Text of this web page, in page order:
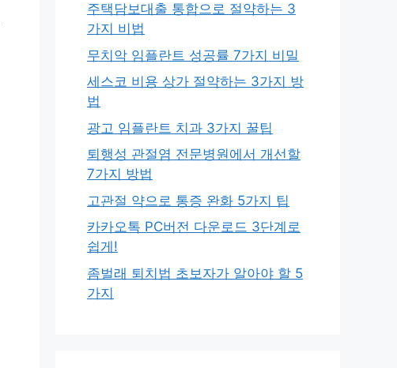
주택담보대출 통합으로 절약하는 3
가지 비법
무치악 임플란트 성공률 7가지 비밀
세스코 비용 상가 절약하는 3가지 방
법
광고 임플란트 치과 3가지 꿀팁
퇴행성 관절염 전문병원에서 개선할
7가지 방법
고관절 약으로 통증 완화 5가지 팁
카카오톡 PC버전 다운로드 3단계로
쉽게!
좀벌래 퇴치법 초보자가 알아야 할 5
가지